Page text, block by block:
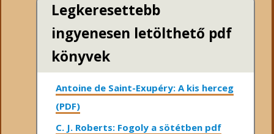
Legkeresettebb
ingyenesen letölthető pdf
könyvek
Antoine de Saint-Exupéry: A kis herceg
(PDF)
C. J. Roberts: Fogoly a sötétben pdf